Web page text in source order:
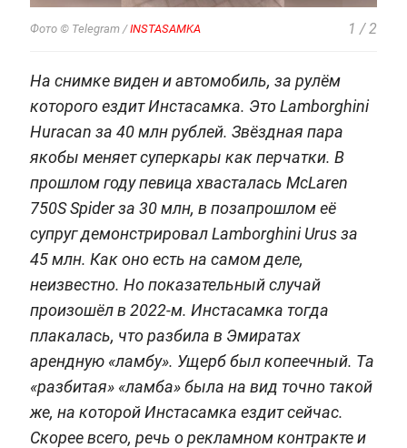
Фото © Telegram /INSTASAMKA 1 /2
На снимке виден и автомобиль, за рулём
которого ездит Инстасамка. Это Lamborghini
Huracan за 40 млн рублей. Звёздная пара
якобы меняет суперкары как перчатки. В
прошлом году певица хвасталась McLaren
750S Spider за 30 млн, в позапрошлом её
супруг демонстрировал Lamborghini Urus за
45 млн. Как оно есть на самом деле,
неизвестно. Но показательный случай
произошёл в 2022-м. Инстасамка тогда
плакалась, что разбила в Эмиратах
арендную «ламбу». Ущерб был копеечный. Та
«разбитая» «ламба» была на вид точно такой
же, на которой Инстасамка ездит сейчас.
Скорее всего, речь о рекламном контракте и